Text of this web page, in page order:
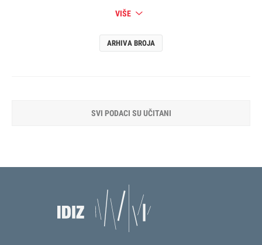
VIŠE
ARHIVA BROJA
SVI PODACI SU UČITANI